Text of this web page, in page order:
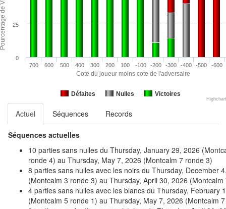
Cote du joueur moins cote de l'adversaire
Défaites Nulles Victoires
700 600 500 400 300 200 100 -100 -200 -300 -400 -500 -600
0
25
Actuel Séquences Records
Séquences actuelles
10 parties sans nulles du Thursday, January 29, 2026
ronde 4) au Thursday, May 7, 2026 (Montcalm 7 ronde 3)
8 parties sans nulles avec les noirs du Thursday, December
(Montcalm 3 ronde 3) au Thursday, April 30, 2026
4 parties sans nulles avec les blancs du Thursday, February
(Montcalm 5 ronde 1) au Thursday, May 7, 2026 (Montcalm